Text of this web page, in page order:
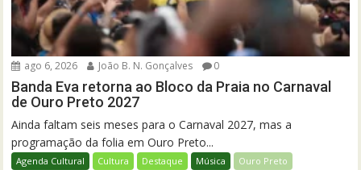
ago 6, 2026 João B. N. Gonçalves 0
Banda Eva retorna ao Bloco da Praia no Carnaval
de Ouro Preto 2027
Ainda faltam seis meses para o Carnaval 2027, mas a
programação da folia em Ouro Preto...
Agenda Cultural Cultura Destaque Música Ouro Preto